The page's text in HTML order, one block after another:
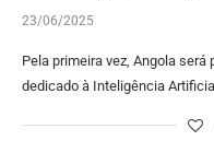
23/06/2025
Pela primeira vez, Angola
dedicado à Inteligência